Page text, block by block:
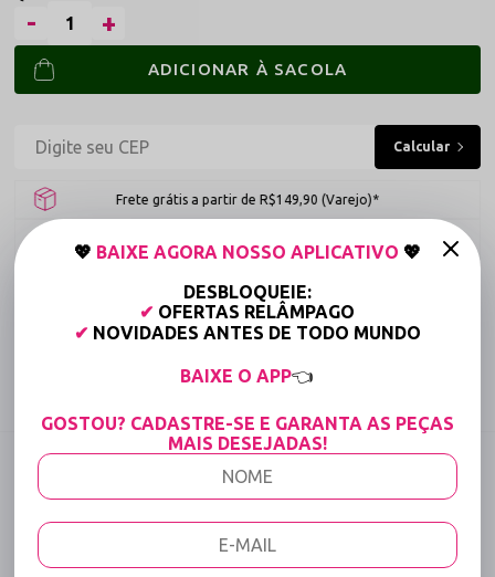
ADICIONAR À SACOLA
Frete grátis a partir de R$149,90 (Varejo)*
Tabela de medidas
DESCRIÇÃO COMPLETA
Código identificador (SKU):1559
Kit com 2 Calcinhas Modelo Aberta com
Detalhe em Pérola Preto e Vermelho: O
💖 BAIXE AGORA NOSSO APLICATIVO 💖
DESBLOQUEIE:
✔ OFERTAS RELÂMPAGO
✔ NOVIDADES ANTES DE TODO MUNDO
BAIXE O APP👈
GOSTOU? CADASTRE-SE E GARANTA AS PEÇAS
MAIS DESEJADAS!